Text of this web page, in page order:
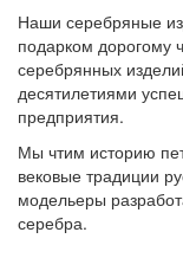
Наши серебряные
подарком дорогому
серебрянных
десятилетиями
предприятия.
Мы чтим историю
вековые традиции
модельеры
серебра.